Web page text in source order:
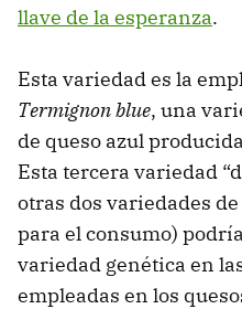
llave de la esperanza.
Esta variedad es la
Termignon blue, una
de queso azul
Esta tercera variedad
otras dos variedades
para el consumo)
variedad genética en
empleadas en los